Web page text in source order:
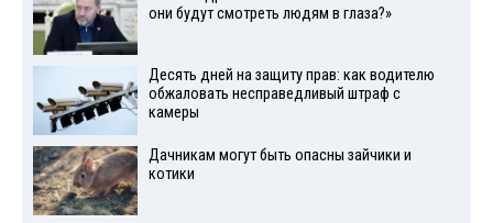
они будут смотреть людям в глаза?»
Десять дней на защиту прав: как водителю
обжаловать несправедливый штраф с
камеры
Дачникам могут быть опасны зайчики и
котики